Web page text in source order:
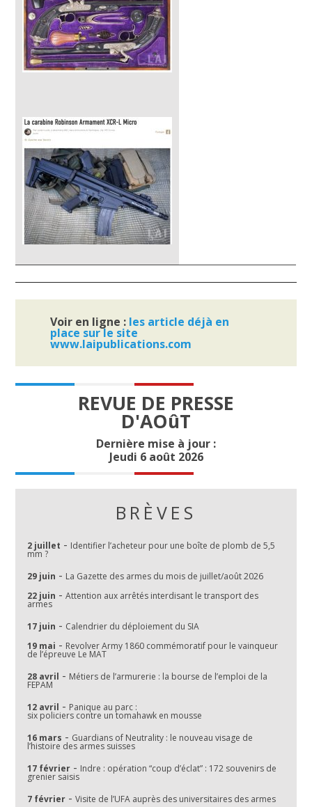
Voir en ligne : les article déjà en
place sur le site
www.laipublications.com
REVUE DE PRESSE
D'AOûT
Dernière mise à jour :
Jeudi 6 août 2026
BRÈVES
2 juillet - Identifier l’acheteur pour une boîte de plomb de 5,5
mm ?
29 juin - La Gazette des armes du mois de juillet/août 2026
22 juin -Attention aux arrêtés interdisant le transport des
armes
17 juin - Calendrier du déploiement du SIA
19 mai - Revolver Army 1860 commémoratif pour le vainqueur
de l’épreuve Le MAT
28 avril - Métiers de l’armurerie : la bourse de l’emploi de la
FEPAM
12 avril - Panique au parc :
six policiers contre un tomahawk en mousse
16 mars - Guardians of Neutrality : le nouveau visage de
l’histoire des armes suisses
17 février - Indre : opération “coup d’éclat” : 172 souvenirs de
grenier saisis
7 février -Visite de l’UFA auprès des universitaires des armes